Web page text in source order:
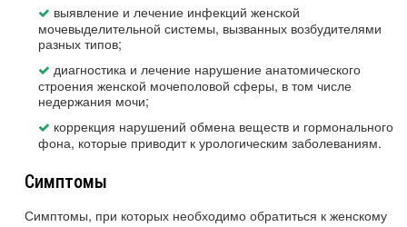
выявление и лечение инфекций женской
мочевыделительной системы, вызванных возбудителями
разных типов;
диагностика и лечение нарушение анатомического
строения женской мочеполовой сферы, в том числе
недержания мочи;
коррекция нарушений обмена веществ и гормонального
фона, которые приводит к урологическим заболеваниям.
Симптомы
Симптомы, при которых необходимо обратиться к женскому